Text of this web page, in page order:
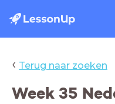
‹ Terug naar zoeken
Week 35